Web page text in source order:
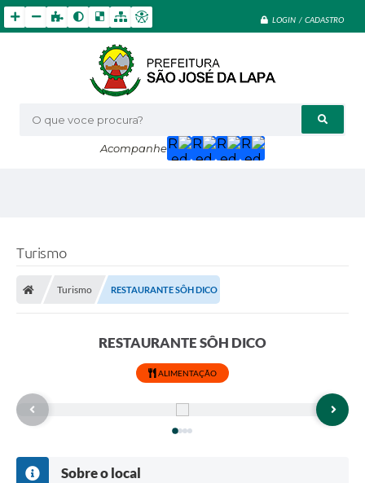
LOGIN / CADASTRO
O que voce procura?
Acompanhe
Turismo
Turismo RESTAURANTE SÔH DICO
RESTAURANTE SÔH DICO
ALIMENTAÇÃO
Sobre o local